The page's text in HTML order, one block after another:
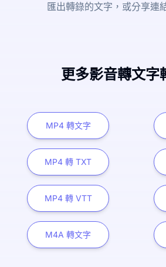
匯出轉錄的文字，或分享連
更多影音轉文字
MP4 轉文字
MP4 轉 TXT
MP4 轉 VTT
M4A 轉文字